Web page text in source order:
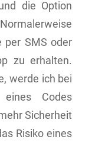
die Option
per SMS oder
zu erhalten.
werde ich bei
Codes
Sicherheit
Risiko eines